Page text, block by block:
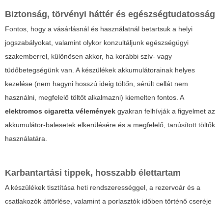
Biztonság, törvényi háttér és egészségtudatosság
Fontos, hogy a vásárlásnál és használatnál betartsuk a helyi
jogszabályokat, valamint olykor konzultáljunk egészségügyi
szakemberrel, különösen akkor, ha korábbi szív- vagy
tüdőbetegségünk van. A készülékek akkumulátorainak helyes
kezelése (nem hagyni hosszú ideig töltőn, sérült cellát nem
használni, megfelelő töltőt alkalmazni) kiemelten fontos. A
elektromos cigaretta vélemények gyakran felhívják a figyelmet az
akkumulátor-balesetek elkerülésére és a megfelelő, tanúsított töltők
használatára.
Karbantartási tippek, hosszabb élettartam
A készülékek tisztítása heti rendszerességgel, a rezervoár és a
csatlakozók áttörlése, valamint a porlasztók időben történő cseréje